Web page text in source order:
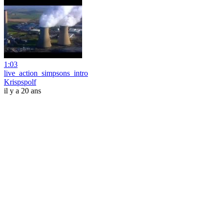
1:03
live_action_simpsons_intro
Krispspolf
il y a 20 ans